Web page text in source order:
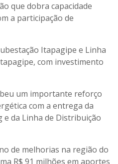
que dobra capacidade
a participação de
Itapagipe e Linha
com investimento
um importante reforço
com a entrega da
e da Linha de Distribuição
de melhorias na região do
R$ 91 milhões em aportes